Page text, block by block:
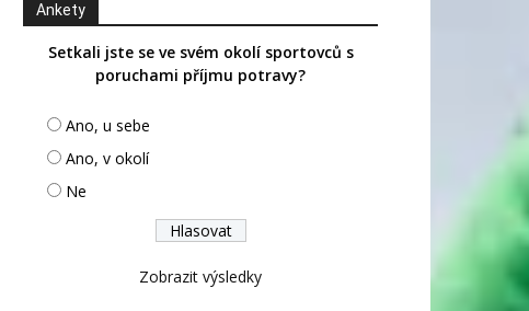
Ankety
Setkali jste se ve svém okolí sportovců s
poruchami příjmu potravy?
Ano, u sebe
Ano, v okolí
Ne
Zobrazit výsledky